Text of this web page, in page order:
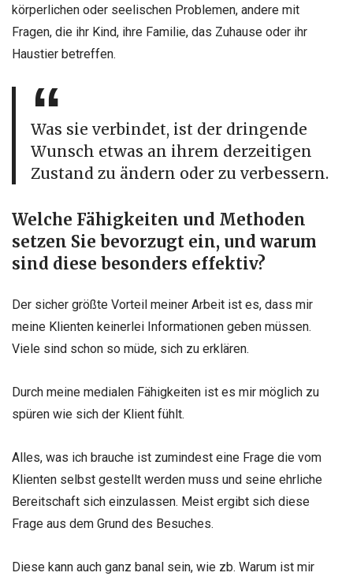
körperlichen oder seelischen Problemen, andere mit
Fragen, die ihr Kind, ihre Familie, das Zuhause oder ihr
Haustier betreffen.
Was sie verbindet, ist der dringende
Wunsch etwas an ihrem derzeitigen
Zustand zu ändern oder zu verbessern.
Welche Fähigkeiten und Methoden
setzen Sie bevorzugt ein, und warum
sind diese besonders effektiv?
Der sicher größte Vorteil meiner Arbeit ist es, dass mir
meine Klienten keinerlei Informationen geben müssen.
Viele sind schon so müde, sich zu erklären.
Durch meine medialen Fähigkeiten ist es mir möglich zu
spüren wie sich der Klient fühlt.
Alles, was ich brauche ist zumindest eine Frage die vom
Klienten selbst gestellt werden muss und seine ehrliche
Bereitschaft sich einzulassen. Meist ergibt sich diese
Frage aus dem Grund des Besuches.
Diese kann auch ganz banal sein, wie zb. Warum ist mir